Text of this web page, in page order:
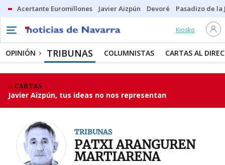
Acertante Euromillones Javier Aizpún Devoré Pasadizo de la
Kiosko
OPINIÓN TRIBUNAS COLUMNISTAS CARTAS AL
CARTAS
Javier Aizpún, tus ideas no nos representan
TRIBUNAS
PATXI ARANGUREN
MARTIARENA